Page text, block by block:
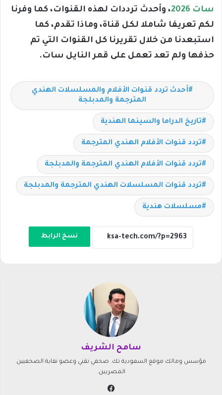
سات 2026
، وأحدث ترددات لهذه القنوات، كما وفرنا
لكم تعريفا شاملا لكل قناة، وماذا تقدم، كما
استبعدنا من خلال تقريرنا كل القنوات التي تم
حذفها ولم تعد تعمل على قمر النايل سات.
أحدث تردد قنوات الأفلام والمسلسلات الهندي
المترجمة والمدبلجة
تاريخ الدراما والسينما الهندية
تردد قنوات الأفلام الهندي المترجمة
تردد قنوات الأفلام الهندي المترجمة والمدبلجة
تردد قنوات المسلسلات الهندي المترجمة والمدبلجة
مسلسلات هندية
نسخ الرابط
سامح الشريف
مؤسس ومالك موقع السعودية تك. صحفي تقني وعضو نقابة الصحفيين
المصريين.